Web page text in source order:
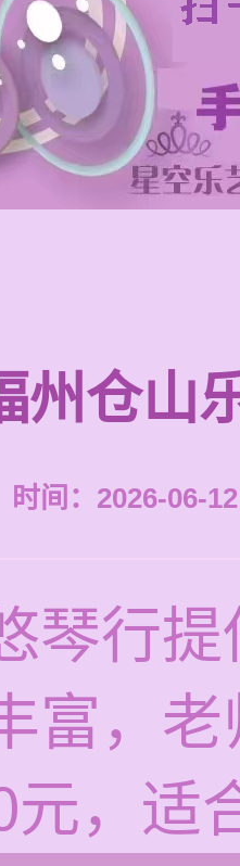
州仓山
时间：2026-06-
琴行
富，
元，适